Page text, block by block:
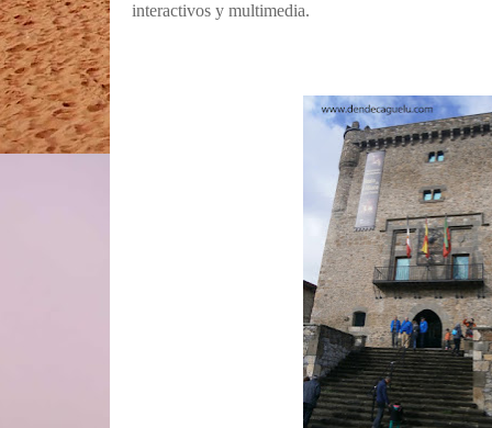
interactivos y multimedia.